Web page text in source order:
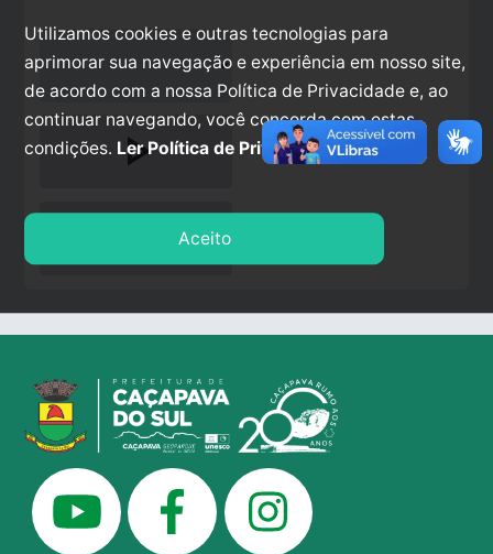
play_arrow
Utilizamos cookies e outras tecnologias para
aprimorar sua navegação e experiência em nosso site,
de acordo com a nossa Política de Privacidade e, ao
continuar navegando, você concorda com estas
condições. Ler Política de Privacidade.
Aceito